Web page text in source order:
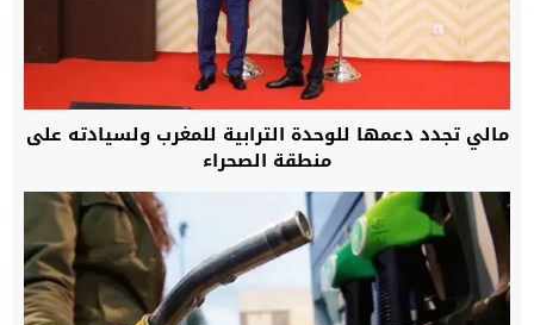
مالي تجدد دعمها للوحدة الترابية للمغرب ولسيادته على
منطقة الصحراء